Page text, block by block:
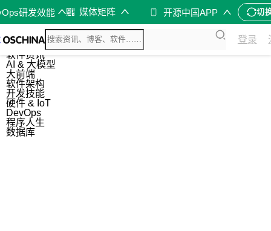
研发效能 媒体矩阵 开源中国APP 切
登录
综合
开源资讯
软件资讯
AI & 大模型
大前端
软件架构
开发技能
硬件 & IoT
DevOps
程序人生
数据库